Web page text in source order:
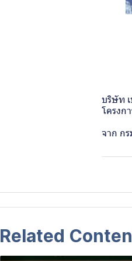
บริษัท
โครงก
จาก ก
Related